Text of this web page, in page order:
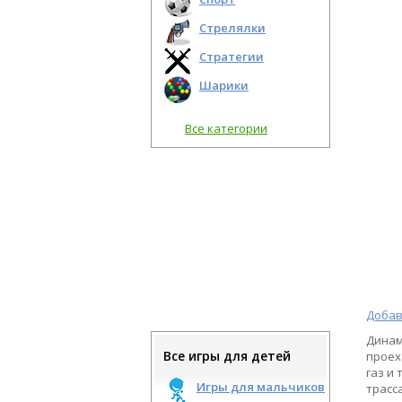
Стрелялки
Стратегии
Шарики
Все категории
Все игры для детей
Игры для мальчиков
газ и